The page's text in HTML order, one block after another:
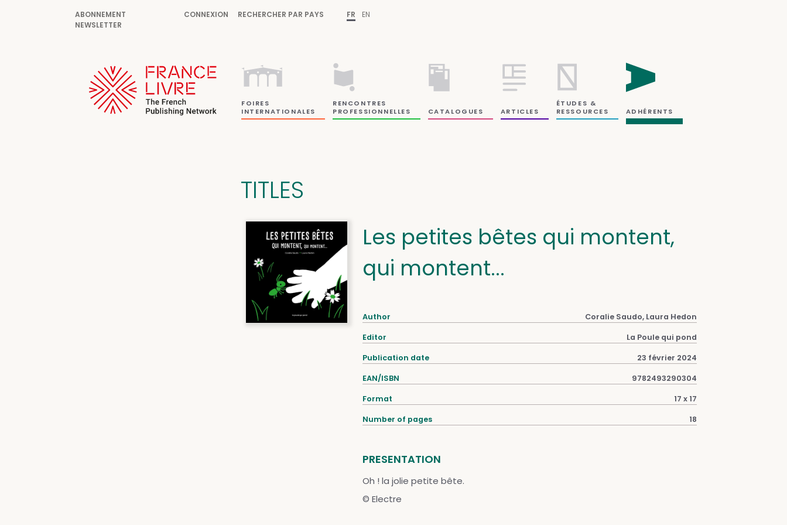
ABONNEMENT
NEWSLETTER
CONNEXION RECHERCHER PAR PAYS FR EN
FOIRES
INTERNATIONALES
RENCONTRES
PROFESSIONNELLES
CATALOGUES ARTICLES
ÉTUDES &
RESSOURCES
ADHÉRENTS
TITLES
Les petites bêtes qui montent,
qui montent...
Author Coralie Saudo, Laura Hedon
Editor La Poule qui pond
Publication date 23 février 2024
EAN/ISBN 9782493290304
Format 17 x 17
Number of pages 18
PRESENTATION
Oh ! la jolie petite bête.
© Electre